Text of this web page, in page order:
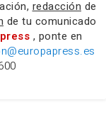
redacción de
de tu comunicado
press , ponte en